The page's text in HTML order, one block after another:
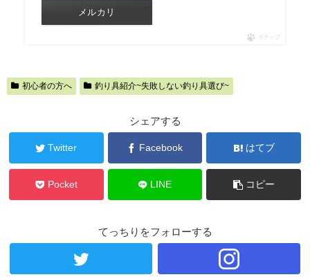
メルカリ
ポチップ
初心者の方へ 釣り具紹介~失敗しない釣り具選び~
シェアする
Twitter Facebook はてブ
Pocket LINE コピー
てっちりをフォローする